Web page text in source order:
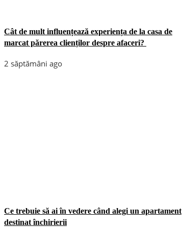
Cât de mult influențează experiența de la casa de
marcat părerea clienților despre afaceri?
2 săptămâni ago
Ce trebuie să ai în vedere când alegi un apartament
destinat închirierii